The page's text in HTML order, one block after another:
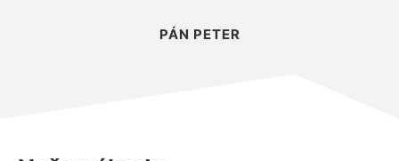
PÁN PETER